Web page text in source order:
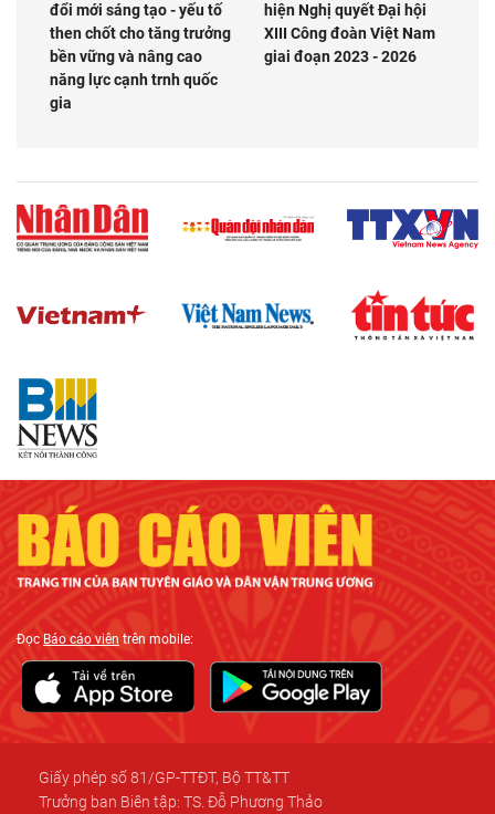
đổi mới sáng tạo - yếu tố
then chốt cho tăng trưởng
bền vững và nâng cao
năng lực cạnh trnh quốc
gia
hiện Nghị quyết Đại hội
XIII Công đoàn Việt Nam
giai đoạn 2023 - 2026
ĐọcBáo cáo viên trên mobile:
Giấy phép số 81/GP-TTĐT, Bộ TT&TT
Trưởng ban Biên tập: TS. Đỗ Phương Thảo